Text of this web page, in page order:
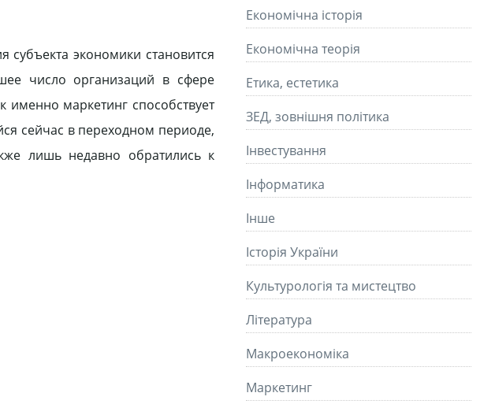
экономики становится
число организаций в сфере
маркетинг способствует
сейчас в переходном периоде,
лишь недавно обратились к
Економічна історія
Економічна теорія
Етика, естетика
ЗЕД, зовнішня політика
Інвестування
Інформатика
Інше
Історія України
Культурологія та мистецтво
Літературa
Макроекономіка
Маркетинг